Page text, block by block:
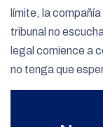
límite, la
tribunal no
legal comience a
no tenga que